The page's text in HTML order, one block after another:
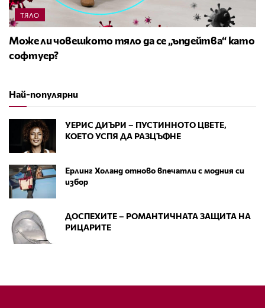
ТЯЛО
Може ли човешкото тяло да се „ъпдейтва“ като
софтуер?
Най-популярни
УЕРИС ДИЪРИ – ПУСТИННОТО ЦВЕТЕ,
КОЕТО УСПЯ ДА РАЗЦЪФНЕ
Ерлинг Холанд отново впечатли с модния си
избор
ДОСПЕХИТЕ – РОМАНТИЧНАТА ЗАЩИТА НА
РИЦАРИТЕ